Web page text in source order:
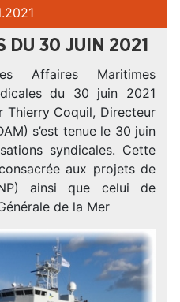
2021
DU 30 JUIN 2021
Affaires Maritimes
du 30 juin 2021
Thierry Coquil, Directeur
s’est tenue le 30 juin
syndicales. Cette
aux projets de
ainsi que celui de
de la Mer